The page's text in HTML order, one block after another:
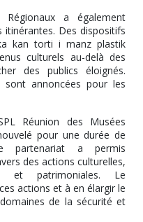
a également
itinérantes. Des dispositifs
kan torti i manz plastik
culturels au-delà des
des publics éloignés.
sont annoncées pour les
Réunion des Musées
pour une durée de
partenariat a permis
des actions culturelles,
et patrimoniales. Le
actions et à en élargir le
de la sécurité et